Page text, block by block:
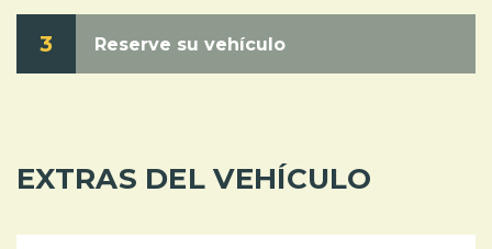
3 Reserve su vehículo
EXTRAS DEL VEHÍCULO